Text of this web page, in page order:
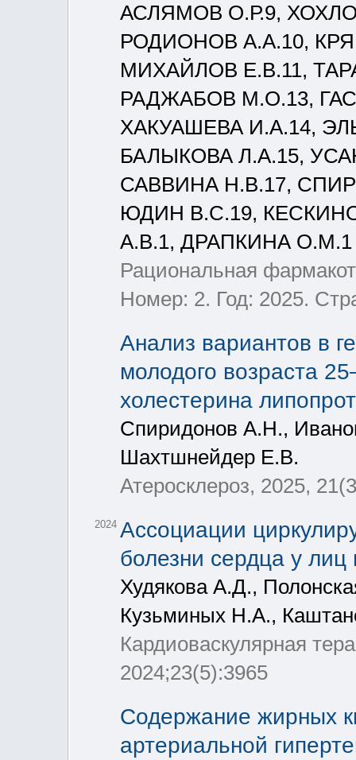
АСЛЯМОВ О.Р.9,
РОДИОНОВ А.А.10,
МИХАЙЛОВ Е.В.11,
РАДЖАБОВ М.О.13,
ХАКУАШЕВА И.А.14,
БАЛЫКОВА Л.А.15,
САВВИНА Н.В.17,
ЮДИН В.С.19,
А.В.1, ДРАПКИНА О.М.1
Рациональная
Номер: 2. Год: 2025.
Анализ вариантов в
молодого возраста
холестерина
Спиридонов А.Н.,
Шахтшнейдер Е.В.
Атеросклероз, 2025,
2024 Ассоциации
болезни сердца у лиц
Худякова А.Д.,
Кузьминых Н.А.,
Кардиоваскулярная
2024;23(5):3965
Содержание жирных
артериальной